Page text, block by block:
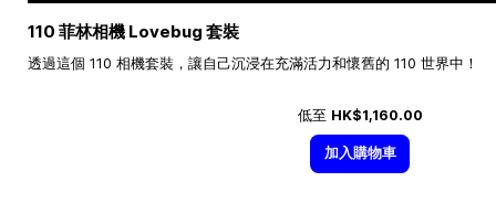
110 菲林相機 Lovebug 套裝
透過這個 110 相機套裝，讓自己沉浸在充滿活力和懷舊的 110 世界中！
低至 HK$1,160.00
加入購物車